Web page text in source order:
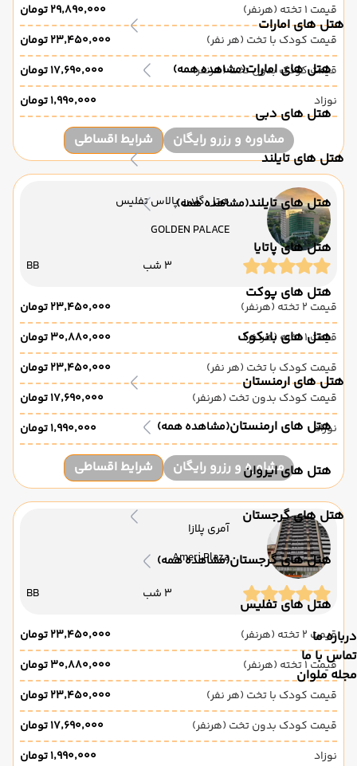
هتل های امارات
هتل های امارات(مشاهده همه)
هتل های دبی
هتل های تایلند
هتل های تایلند(مشاهده همه)
هتل های پاتایا
هتل های پوکت
هتل های بانکوک
هتل های ارمنستان
هتل های ارمنستان(مشاهده همه)
هتل های ایروان
هتل های گرجستان
هتل های گرجستان(مشاهده همه)
هتل های تفلیس
درباره ما
تماس با ما
مجله ملوان
قیمت 1 تخته (هرنفر)
۲۹٬۸۹۰٬۰۰۰ تومان
قیمت کودک با تخت (هر نفر)
۲۳٬۴۵۰٬۰۰۰ تومان
قیمت کودک بدون تخت (هرنفر)
۱۷٬۶۹۰٬۰۰۰ تومان
نوزاد
۱٬۹۹۰٬۰۰۰ تومان
مشاوره و رزرو رایگان شرایط اقساطی
هتل گلدن پالاس تفلیس
GOLDEN PALACE
3 شب BB
قیمت 2 تخته (هرنفر)
۲۳٬۴۵۰٬۰۰۰ تومان
قیمت 1 تخته (هرنفر)
۳۰٬۸۸۰٬۰۰۰ تومان
قیمت کودک با تخت (هر نفر)
۲۳٬۴۵۰٬۰۰۰ تومان
قیمت کودک بدون تخت (هرنفر)
۱۷٬۶۹۰٬۰۰۰ تومان
نوزاد
۱٬۹۹۰٬۰۰۰ تومان
مشاوره و رزرو رایگان شرایط اقساطی
آمری پلازا
Ameri Plaza
3 شب BB
قیمت 2 تخته (هرنفر)
۲۳٬۴۵۰٬۰۰۰ تومان
قیمت 1 تخته (هرنفر)
۳۰٬۸۸۰٬۰۰۰ تومان
قیمت کودک با تخت (هر نفر)
۲۳٬۴۵۰٬۰۰۰ تومان
قیمت کودک بدون تخت (هرنفر)
۱۷٬۶۹۰٬۰۰۰ تومان
نوزاد
۱٬۹۹۰٬۰۰۰ تومان